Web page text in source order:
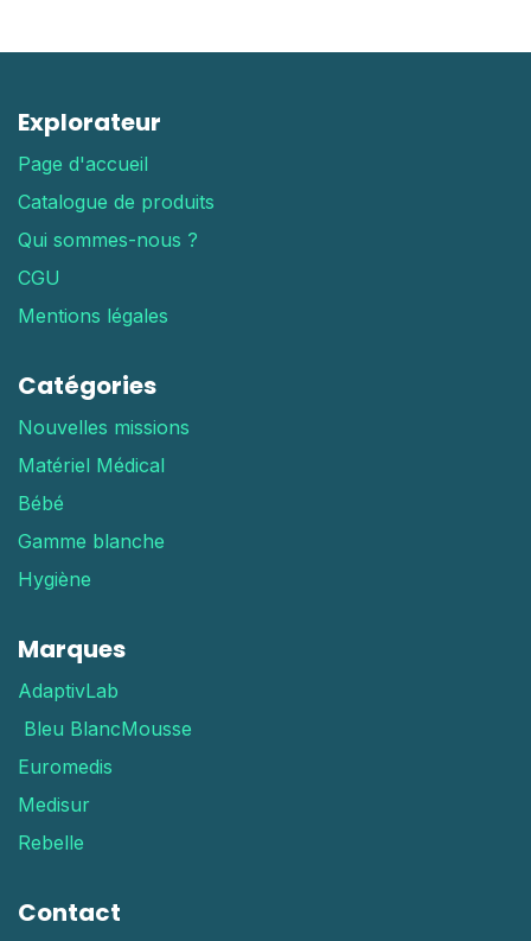
Explorateur
Page d'accueil
Catalogue de produits
Qui sommes-nous ?
CGU
Mentions légales
Catégories
Nouvelles missions
Matériel Médical
Bébé
Gamme blanche
Hygiène
Marques
AdaptivLab
Bleu BlancMousse
Euromedis
Medisur
Rebelle
Contact